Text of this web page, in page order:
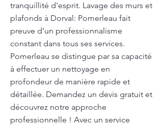
tranquillité d'esprit. Lavage des murs et
plafonds à Dorval: Pomerleau fait
preuve d’un professionnalisme
constant dans tous ses services.
Pomerleau se distingue par sa capacité
à effectuer un nettoyage en
profondeur de manière rapide et
détaillée. Demandez un devis gratuit et
découvrez notre approche
professionnelle ! Avec un service